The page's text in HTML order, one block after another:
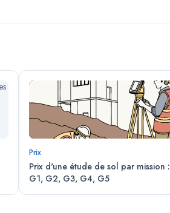
Prix
Prix d'une étude de sol par mission :
G1, G2, G3, G4, G5